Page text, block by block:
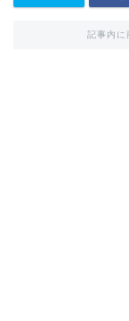
記事内に